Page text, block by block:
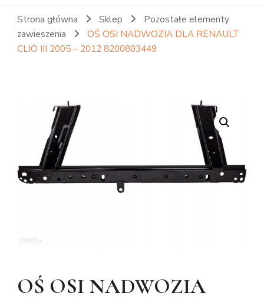
Strona główna Sklep
Pozostałe elementy
zawieszenia
OŚ OSI NADWOZIA DLA RENAULT
CLIO III 2005 – 2012 8200803449
OŚ OSI NADWOZIA